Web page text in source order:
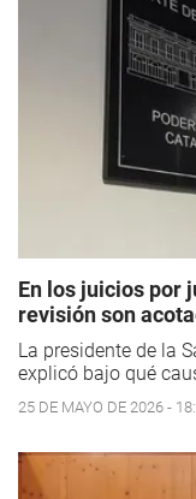
En los juicios por
revisión son
La presidente de la
explicó bajo qué
25 DE MAYO DE 2026 -